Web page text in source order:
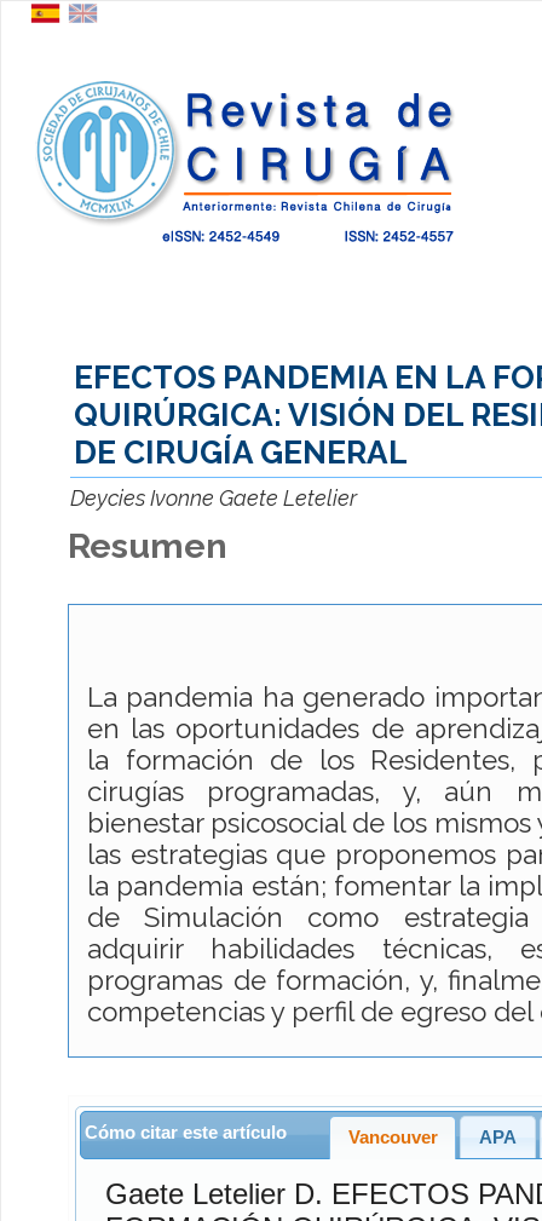
EFECTOS PANDEMIA EN LA
QUIRÚRGICA: VISIÓN DEL
DE CIRUGÍA GENERAL
Deycies Ivonne Gaete Letelier
Resumen
La pandemia ha generado
en las oportunidades de
la formación de los Residentes,
cirugías programadas, y, aún
bienestar psicosocial de los
las estrategias que proponemos
la pandemia están; fomentar la
de Simulación como estrategia
adquirir habilidades técnicas,
programas de formación, y,
competencias y perfil de egreso
Cómo citar este artículo Vancouver APA
Gaete LetelierD. EFECTOS PANDEMIA EN LA